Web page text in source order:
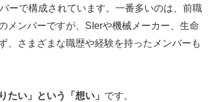
ーで構成されています。一番多いのは、前職
メンバーですが、SIerや機械メーカー、生命
、さまざまな職歴や経験を持ったメンバーも
たい」という「想い」 です。